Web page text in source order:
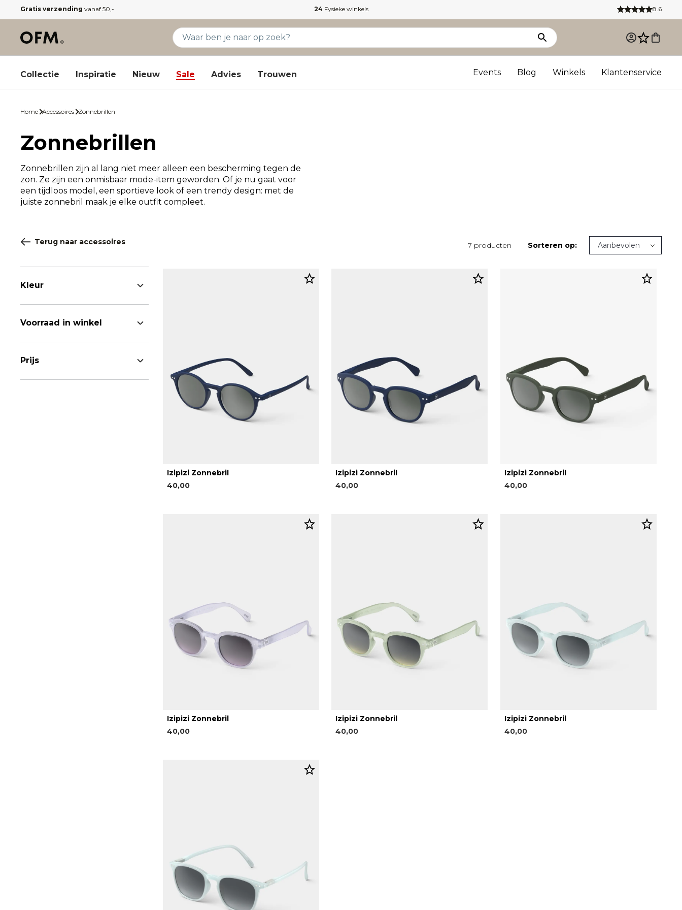
Gratis verzending vanaf 50,- 24 Fysieke winkels 8.6
Collectie Inspiratie Nieuw Sale Advies Trouwen Events Blog Winkels Klantenservice
Home Accessoires Zonnebrillen
Zonnebrillen
Zonnebrillen zijn al lang niet meer alleen een bescherming tegen de
zon. Ze zijn een onmisbaar mode-item geworden. Of je nu gaat voor
een tijdloos model, een sportieve look of een trendy design: met de
juiste zonnebril maak je elke outfit compleet.
Terug naar accessoires Sorteren op:
7 producten
Kleur
Voorraad in winkel
Prijs
Izipizi Zonnebril
40,00
Izipizi Zonnebril
40,00
Izipizi Zonnebril
40,00
Izipizi Zonnebril
40,00
Izipizi Zonnebril
40,00
Izipizi Zonnebril
40,00